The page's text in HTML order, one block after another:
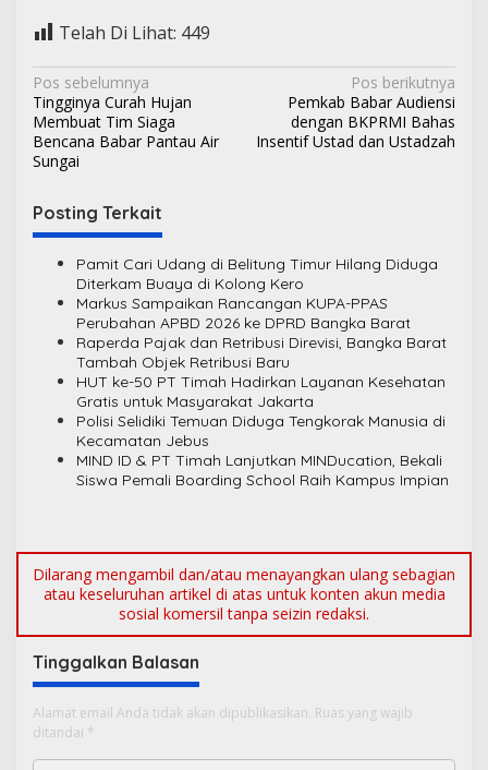
Telah Di Lihat: 449
N
a
v
i
g
a
Pos sebelumnya
Tingginya Curah Hujan
Membuat Tim Siaga
Bencana Babar Pantau Air
Sungai
Pos berikutnya
Pemkab Babar Audiensi
dengan BKPRMI Bahas
Insentif Ustad dan Ustadzah
Posting Terkait
Pamit Cari Udang di Belitung Timur Hilang Diduga
Diterkam Buaya di Kolong Kero
Markus Sampaikan Rancangan KUPA-PPAS
Perubahan APBD 2026 ke DPRD Bangka Barat
Raperda Pajak dan Retribusi Direvisi, Bangka Barat
Tambah Objek Retribusi Baru
HUT ke-50 PT Timah Hadirkan Layanan Kesehatan
Gratis untuk Masyarakat Jakarta
Polisi Selidiki Temuan Diduga Tengkorak Manusia di
Kecamatan Jebus
MIND ID & PT Timah Lanjutkan MINDucation, Bekali
Siswa Pemali Boarding School Raih Kampus Impian
Dilarang mengambil dan/atau menayangkan ulang sebagian
atau keseluruhan artikel di atas untuk konten akun media
sosial komersil tanpa seizin redaksi.
Tinggalkan Balasan
Alamat email Anda tidak akan dipublikasikan. Ruas yang wajib
ditandai *